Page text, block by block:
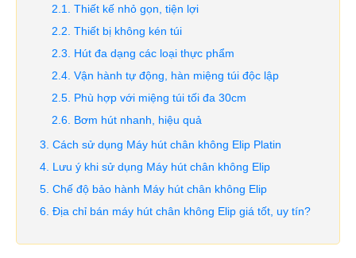
Thiết kế nhỏ gọn, tiện lợi
Thiết bị không kén túi
Hút đa dạng các loại thực phẩm
Vận hành tự động, hàn miệng túi độc lập
Phù hợp với miệng túi tối đa 30cm
Bơm hút nhanh, hiệu quả
Cách sử dụng Máy hút chân không Elip Platin
Lưu ý khi sử dụng Máy hút chân không Elip
Chế độ bảo hành Máy hút chân không Elip
Địa chỉ bán máy hút chân không Elip giá tốt, uy tín?